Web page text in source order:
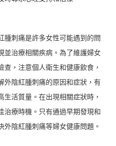
腫刺痛是許多女性可能遇到的問
並治療相關疾病。為了維護婦女
，注意個人衛生和健康飲食，
外陰紅腫刺痛的原因和症狀，有
活質量。在出現相關症狀時，
治療時機。只有通過早期發現和
陰紅腫刺痛等婦女健康問題。